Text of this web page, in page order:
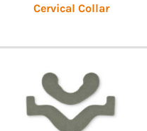
Cervical Collar